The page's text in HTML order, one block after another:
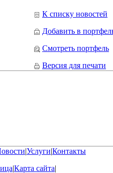
К списку новостей
Добавить в
Смотреть портфель
Версия для печати
|Услуги|Контакты
|Карта сайта|